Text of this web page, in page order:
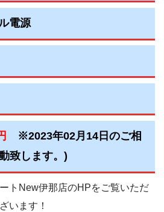
電源
※2023年02月14日のご相
致します。)
トNew伊那店のHPをご覧いただ
います！